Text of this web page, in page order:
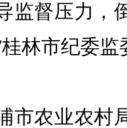
监督压力，
桂林市纪委
农业农村局